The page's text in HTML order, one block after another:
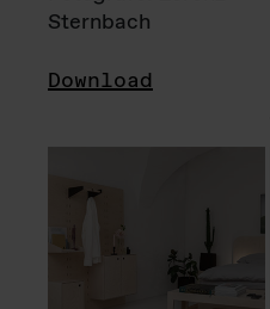
Sternbach
Download